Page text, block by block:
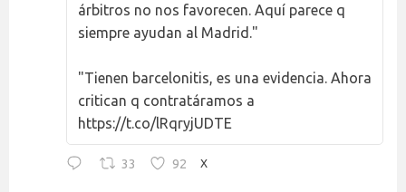
árbitros no nos favorecen. Aquí parece q
siempre ayudan al Madrid."
"Tienen barcelonitis, es una evidencia. Ahora
critican q contratáramos a
https://t.co/lRqryjUDTE
33 92 X